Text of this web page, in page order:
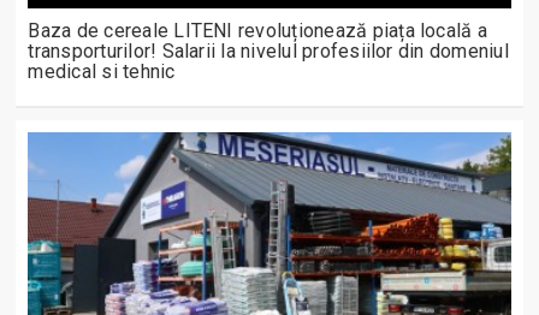
Baza de cereale LITENI revoluționează piața locală a
transporturilor! Salarii la nivelul profesiilor din domeniul
medical si tehnic